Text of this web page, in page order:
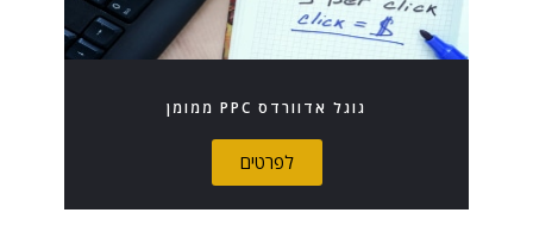
גוגל אדוורדס PPC ממומן
לפרטים